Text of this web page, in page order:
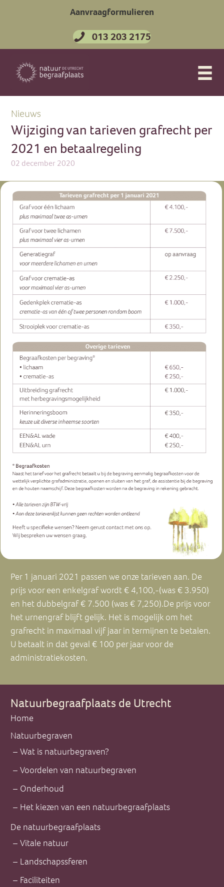
Aanvraagformulieren
013 203 2175
Nieuws
Wijziging van tarieven grafrecht per
2021 en betaalregeling
02 december 2020
Per 1 januari 2021 passen we onze tarieven aan. De
prijs voor een enkelgraf wordt € 4,100,-(was € 3.950)
en het dubbelgraf € 7.500 (was € 7,250).De prijs voor
het urnengraf blijft gelijk. Het is mogelijk om het
grafrecht in maximaal vijf jaar in termijnen te betalen.
U betaalt in dat geval € 100 per jaar voor de
administratiekosten.
Natuurbegraafplaats de Utrecht
Home
Natuurbegraven
Wat is natuurbegraven?
Voordelen van natuurbegraven
Onderhoud
Het kiezen van een natuurbegraafplaats
De natuurbegraafplaats
Vitale natuur
Landschapssferen
Faciliteiten